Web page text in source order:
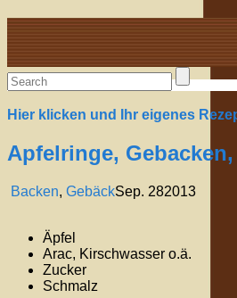
Alte Rezepte online
Hier klicken und Ihr eigenes
Apfelringe,
Backen, GebäckSep. 282013
Äpfel
Arac, Kirschwasser o.ä.
Zucker
Schmalz